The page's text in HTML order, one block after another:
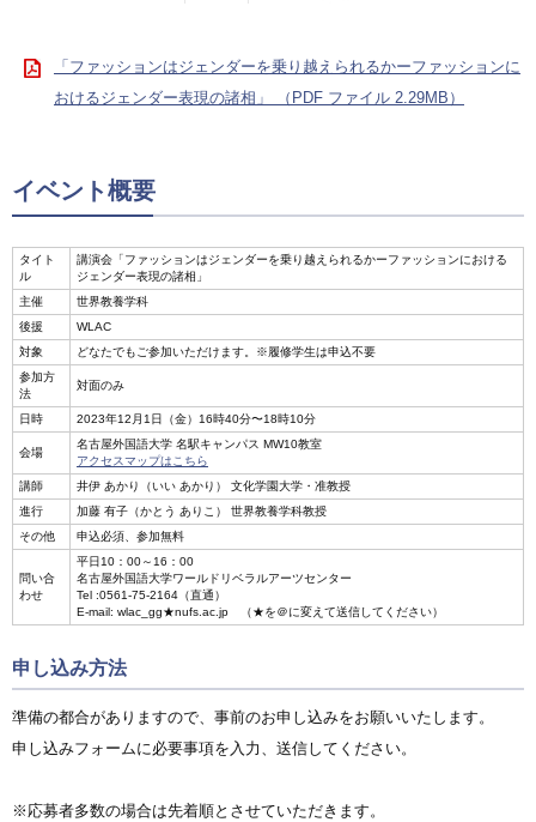
「ファッションはジェンダーを乗り越えられるかーファッションに
おけるジェンダー表現の諸相」 （PDF ファイル 2.29MB）
イベント概要
タイト
ル
講演会「ファッションはジェンダーを乗り越えられるかーファッションにおける
ジェンダー表現の諸相」
主催
世界教養学科
後援
WLAC
対象
どなたでもご参加いただけます。※履修学生は申込不要
参加方
法
対面のみ
日時 2023年12月1日（金）16時40分〜18時10分
会場
名古屋外国語大学 名駅キャンパス MW10教室
アクセスマップはこちら
講師
井伊 あかり（いい あかり） 文化学園大学・准教授
進行
加藤 有子（かとう ありこ） 世界教養学科教授
その他
申込必須、参加無料
問い合
わせ
平日10：00～16：00
名古屋外国語大学ワールドリベラルアーツセンター
Tel :0561-75-2164（直通）
E-mail: wlac_gg★nufs.ac.jp （★を＠に変えて送信してください）
申し込み方法
準備の都合がありますので、事前のお申し込みをお願いいたします。
申し込みフォームに必要事項を入力、送信してください。
※応募者多数の場合は先着順とさせていただきます。